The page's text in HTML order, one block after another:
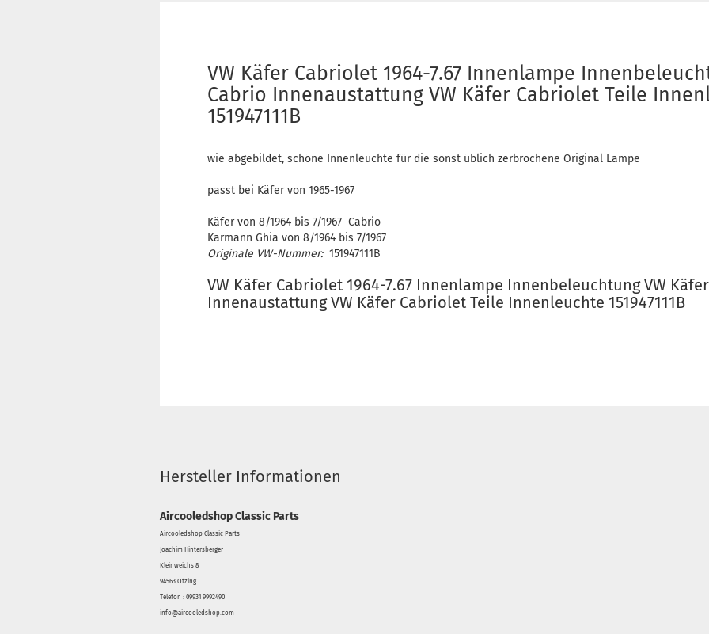
VW Käfer Cabriolet 1964-7.67 Innenlampe
Cabrio Innenaustattung VW Käfer Cabriolet Teile
151947111B
wie abgebildet, schöne Innenleuchte für die sonst üblich zerbrochene Original Lampe
passt bei Käfer von 1965-1967
Käfer von 8/1964 bis 7/1967 Cabrio
Karmann Ghia von 8/1964 bis 7/1967
Originale VW-Nummer: 151947111B
VW Käfer Cabriolet 1964-7.67 Innenlampe Innenbeleuchtung VW
Innenaustattung VW Käfer Cabriolet Teile Innenleuchte 151947111B
Hersteller Informationen
Aircooledshop Classic Parts
Aircooledshop Classic Parts
Joachim Hintersberger
Kleinweichs 8
94563 Otzing
Telefon : 09931 9992490
info@aircooledshop.com